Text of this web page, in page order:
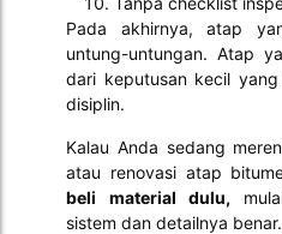
Pada akhirnya, atap
untung-untungan. Atap
dari keputusan kecil
disiplin.
Kalau Anda sedang
atau renovasi atap
beli material dulu,
sistem dan detailnya benar.